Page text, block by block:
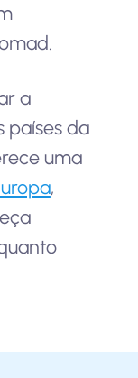
a
países da
uma
,